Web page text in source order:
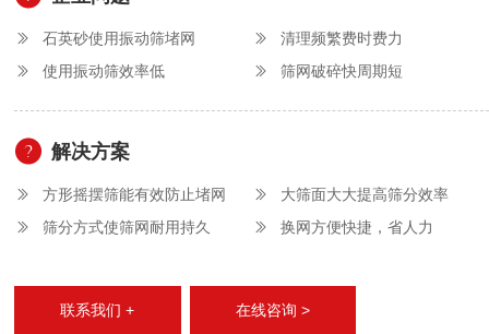
石英砂使用振动筛堵网
清理频繁费时费力
使用振动筛效率低
筛网破碎快周期短
解决方案
方形摇摆筛能有效防止堵网
大筛面大大提高筛分效率
筛分方式使筛网耐用持久
换网方便快捷，省人力
联系我们 + 在线咨询 >